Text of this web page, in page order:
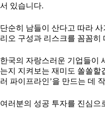
서 있습니다.
단순히 남들이 산다고 따라
리오 구성과 리스크를 꼼꼼히
한국의 자랑스러운 기업들이
는지 지켜보는 재미도 쏠쏠할
러 파이프라인’을 만드는 데
여러분의 성공 투자를 진심으